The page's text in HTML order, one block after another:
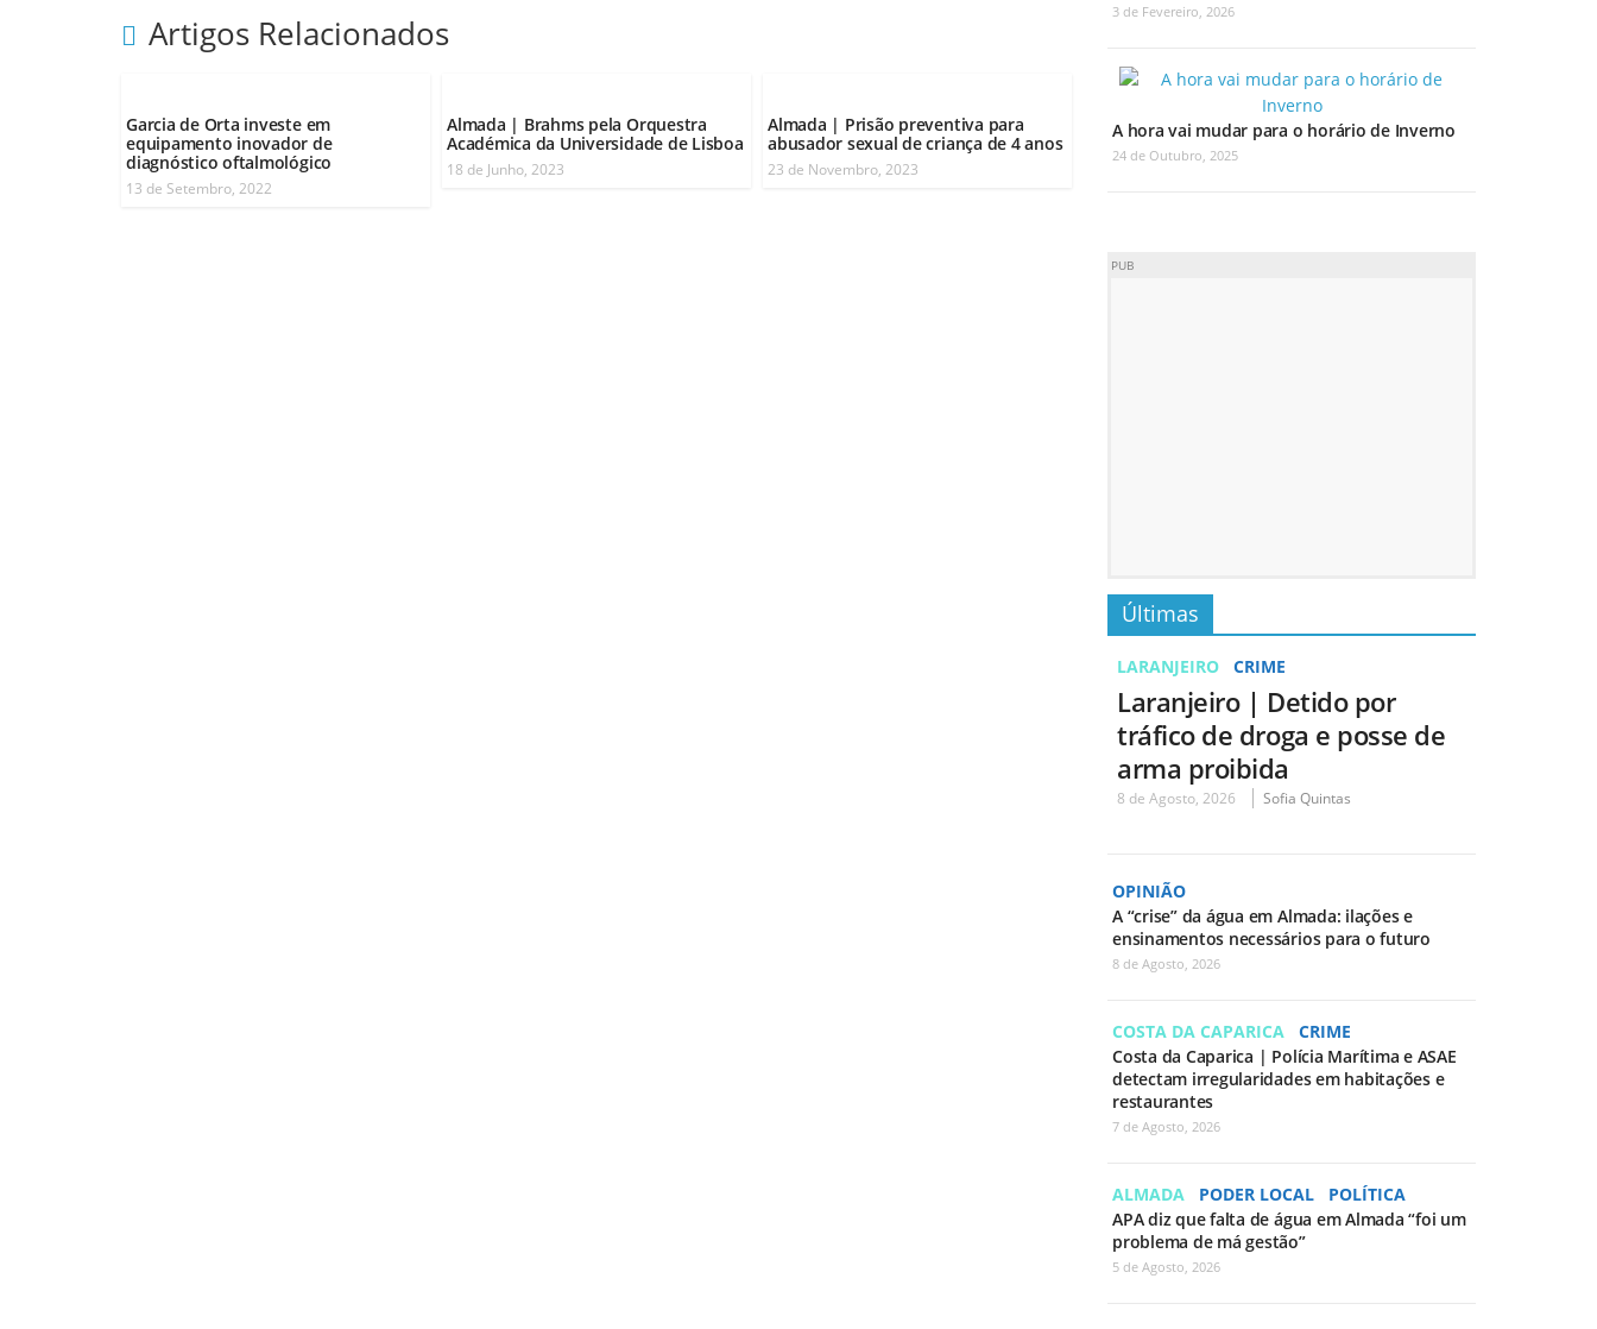
Artigos Relacionados
Garcia de Orta investe em
equipamento inovador de
diagnóstico oftalmológico
13 de Setembro, 2022
Almada | Brahms pela Orquestra
Académica da Universidade de Lisboa
18 de Junho, 2023
Almada | Prisão preventiva para
abusador sexual de criança de 4 anos
23 de Novembro, 2023
3 de Fevereiro, 2026
A hora vai mudar para o horário de Inverno
24 de Outubro, 2025
PUB
Últimas
LARANJEIRO CRIME
Laranjeiro | Detido por
tráfico de droga e posse de
arma proibida
8 de Agosto, 2026 Sofia Quintas
OPINIÃO
A “crise” da água em Almada: ilações e
ensinamentos necessários para o futuro
8 de Agosto, 2026
COSTA DA CAPARICA
CRIME
Costa da Caparica | Polícia Marítima e ASAE
detectam irregularidades em habitações e
restaurantes
7 de Agosto, 2026
ALMADA PODER LOCAL
POLÍTICA
APA diz que falta de água em Almada “foi um
problema de má gestão”
5 de Agosto, 2026